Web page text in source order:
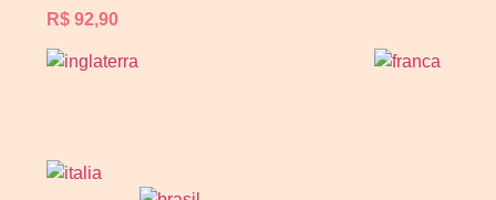
R$ 92,90